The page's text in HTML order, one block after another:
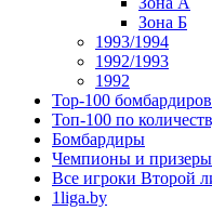
Зона Б
1993/1994
1992/1993
1992
Top-100 бомбардиров
Топ-100 по
Бомбардиры
Чемпионы и призеры
Все игроки Второй
1liga.by